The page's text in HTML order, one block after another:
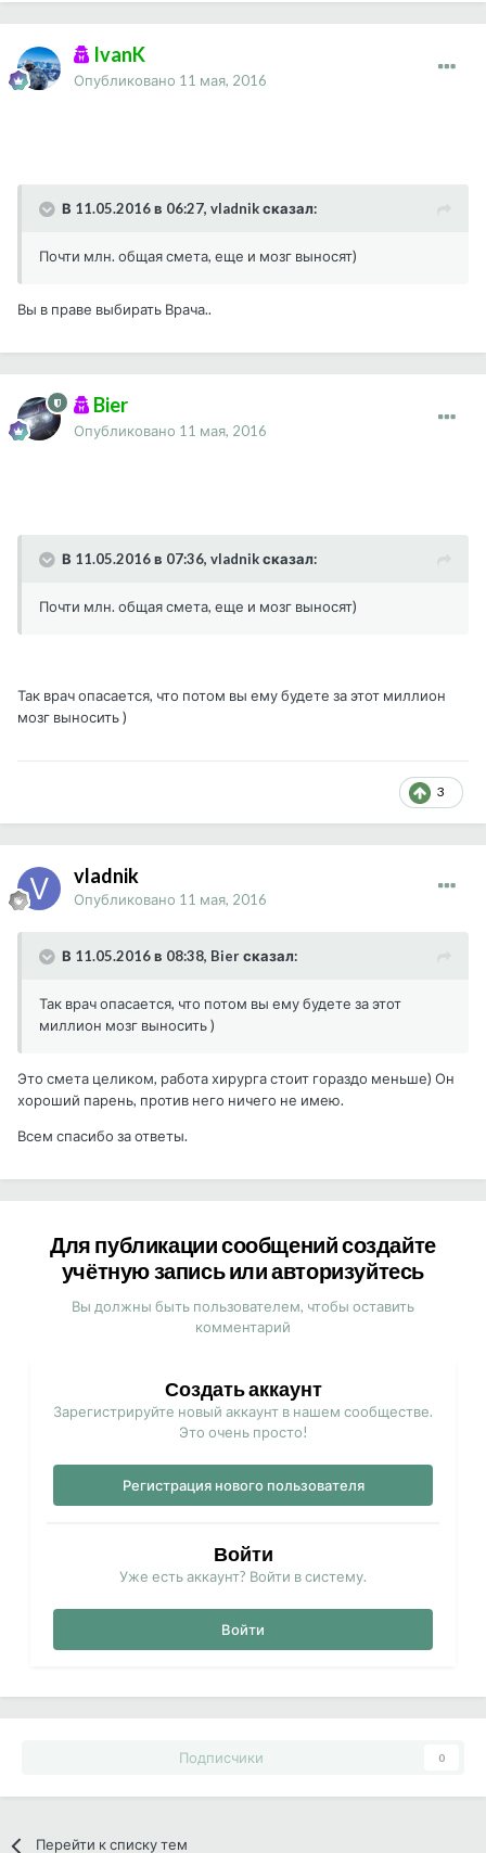
IvanK
Опубликовано 11 мая, 2016
В 11.05.2016 в 06:27, vladnik сказал:
Почти млн. общая смета, еще и мозг выносят)
Вы в праве выбирать Врача..
Bier
Опубликовано 11 мая, 2016
В 11.05.2016 в 07:36, vladnik сказал:
Почти млн. общая смета, еще и мозг выносят)
Так врач опасается, что потом вы ему будете за этот миллион
мозг выносить )
3
vladnik
Опубликовано 11 мая, 2016
В 11.05.2016 в 08:38, Bier сказал:
Так врач опасается, что потом вы ему будете за этот
миллион мозг выносить )
Это смета целиком, работа хирурга стоит гораздо меньше) Он
хороший парень, против него ничего не имею.
Всем спасибо за ответы.
Для публикации сообщений создайте
учётную запись или авторизуйтесь
Вы должны быть пользователем, чтобы оставить
комментарий
Создать аккаунт
Зарегистрируйте новый аккаунт в нашем сообществе.
Это очень просто!
Регистрация нового пользователя
Войти
Уже есть аккаунт? Войти в систему.
Войти
Подписчики 0
Перейти к списку тем